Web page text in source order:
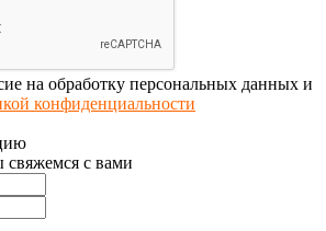
на обработку персональных данных и
конфиденциальности
с вами